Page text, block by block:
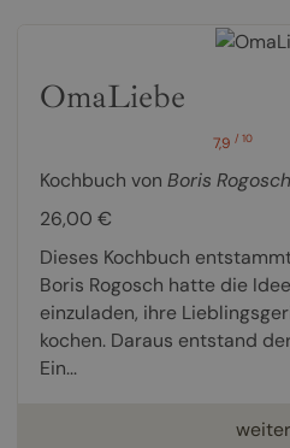
OmaLiebe
7,9/ 10
Kochbuch von Boris Rogosch
26,00 €
Dieses Kochbuch
Boris Rogosch hatte die
einzuladen, ihre
kochen. Daraus entstand
Ein...